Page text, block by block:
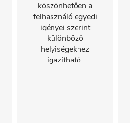
köszönhetően a
felhasználó egyedi
igényei szerint
különböző
helyiségekhez
igazítható.